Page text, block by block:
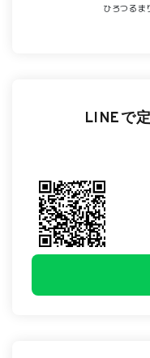
ひろつるま
LINEで